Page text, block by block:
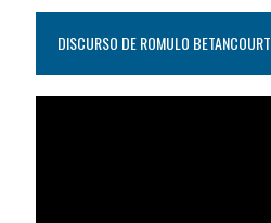
DISCURSO DE ROMULO BETANCOURT